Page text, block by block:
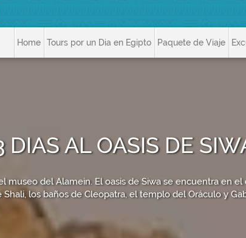
Home Tours por un Dia en Egipto Paquete de Viaje
DIAS AL OASIS DE
del Alamein. El oasis de Siwa se encuentra en
Shali, los baños de Cleopatra, el templo del Oráculo y